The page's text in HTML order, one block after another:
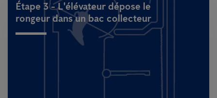
Étape 3 - L'élévateur dépose le
rongeur dans un bac collecteur